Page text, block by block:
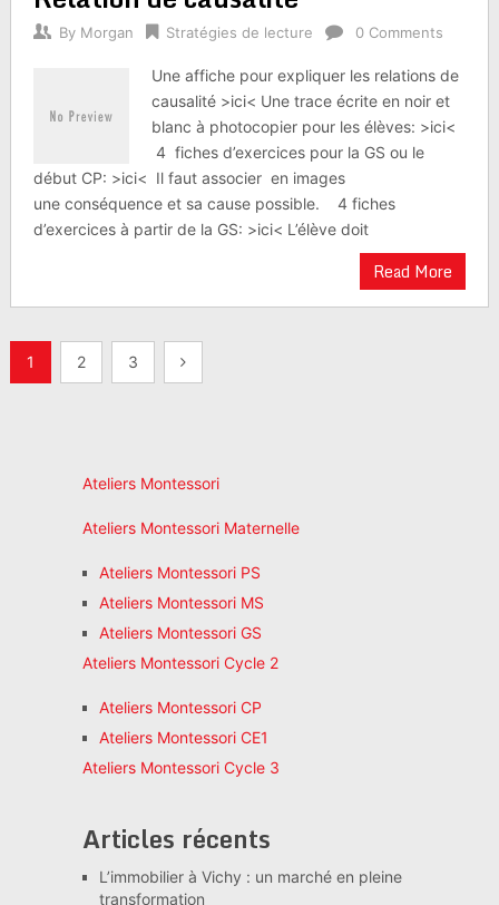
By Morgan Stratégies de lecture 0 Comments
Une affiche pour expliquer les relations de
causalité >ici< Une trace écrite en noir et
blanc à photocopier pour les élèves: >ici<
4 fiches d’exercices pour la GS ou le
début CP: >ici< Il faut associer en images
une conséquence et sa cause possible. 4 fiches
d’exercices à partir de la GS: >ici< L’élève doit
Read More
Navigation
1 2 3
Ateliers Montessori
Ateliers Montessori Maternelle
Ateliers Montessori PS
Ateliers Montessori MS
Ateliers Montessori GS
Ateliers Montessori Cycle 2
Ateliers Montessori CP
Ateliers Montessori CE1
Ateliers Montessori Cycle 3
Articles récents
L’immobilier à Vichy : un marché en pleine
transformation